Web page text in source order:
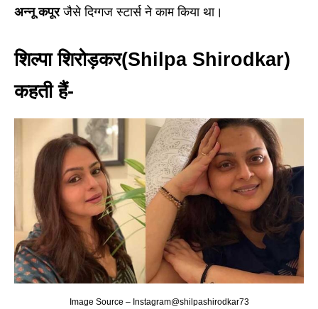
अन्नू कपूरजैसे दिग्गज स्टार्स ने काम किया था।
शिल्पा शिरोड़कर(Shilpa Shirodkar)
कहती हैं-
Image Source – Instagram@shilpashirodkar73